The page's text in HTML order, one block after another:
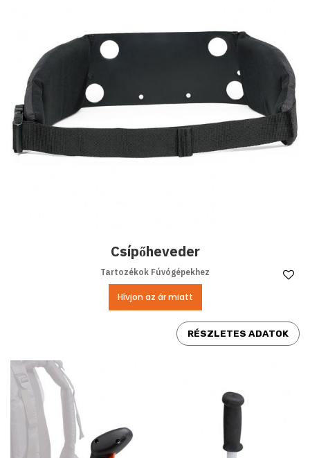
Csípőheveder
Tartozékok Fúvógépekhez
Hívjon az ár miatt
RÉSZLETES ADATOK